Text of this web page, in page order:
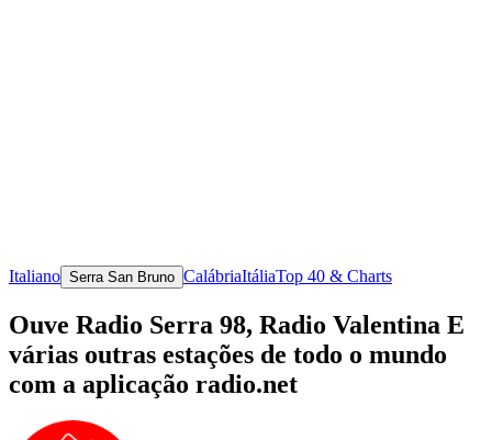
Italiano Serra San Bruno CalábriaItáliaTop 40 & Charts
Ouve Radio Serra 98, Radio Valentina E
várias outras estações de todo o mundo
com a aplicação radio.net